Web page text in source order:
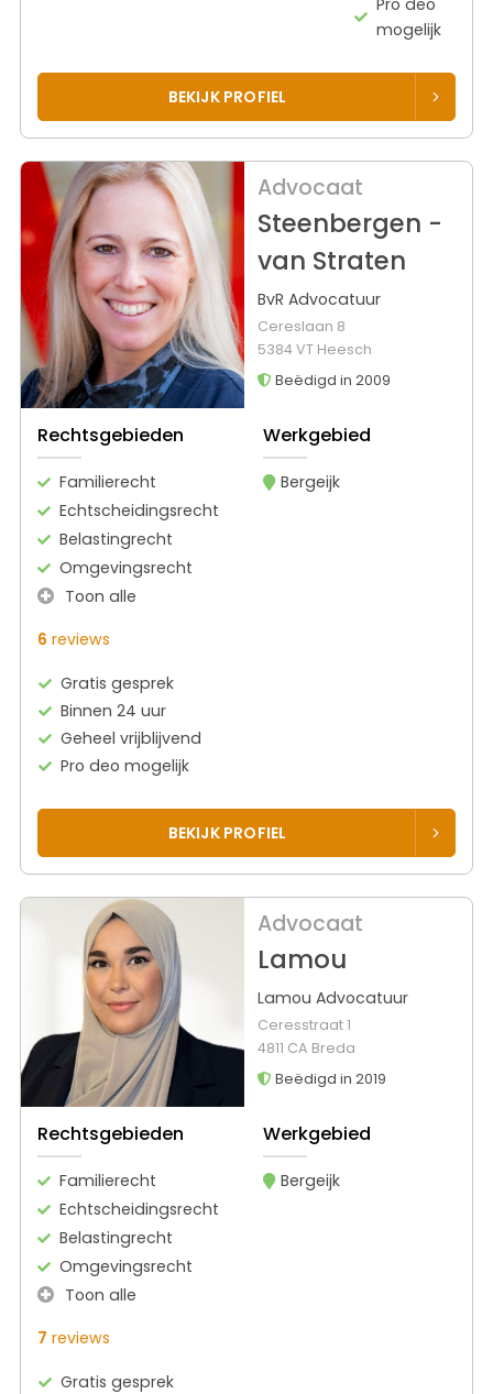
mogelijk
BEKIJK PROFIEL
Advocaat
Steenbergen -
van Straten
BvR Advocatuur
Cereslaan 8
5384 VT Heesch
Beëdigd in 2009
Rechtsgebieden
Familierecht
Echtscheidingsrecht
Belastingrecht
Omgevingsrecht
Toon alle
Werkgebied
Bergeijk
6 reviews
Gratis gesprek
Binnen 24 uur
Geheel vrijblijvend
Pro deo mogelijk
BEKIJK PROFIEL
Advocaat
Lamou
Lamou Advocatuur
Ceresstraat 1
4811 CA Breda
Beëdigd in 2019
Rechtsgebieden
Familierecht
Echtscheidingsrecht
Belastingrecht
Omgevingsrecht
Toon alle
Werkgebied
Bergeijk
7 reviews
Gratis gesprek